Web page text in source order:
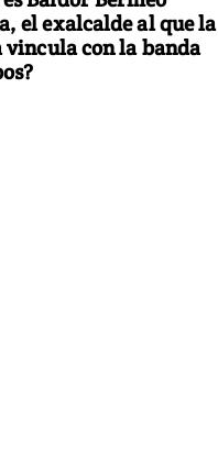
el exalcalde al que la
con la banda